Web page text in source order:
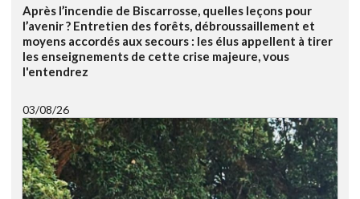
Après l’incendie de Biscarrosse, quelles leçons pour
l’avenir ? Entretien des forêts, débroussaillement et
moyens accordés aux secours : les élus appellent à tirer
les enseignements de cette crise majeure, vous
l'entendrez
03/08/26